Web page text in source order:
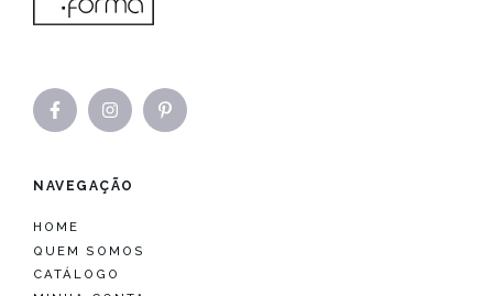
NAVEGAÇÃO
HOME
QUEM SOMOS
CATÁLOGO